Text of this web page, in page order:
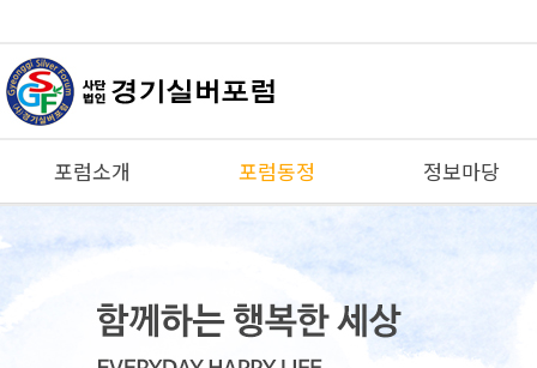
포럼소개 포럼동정 정보마당